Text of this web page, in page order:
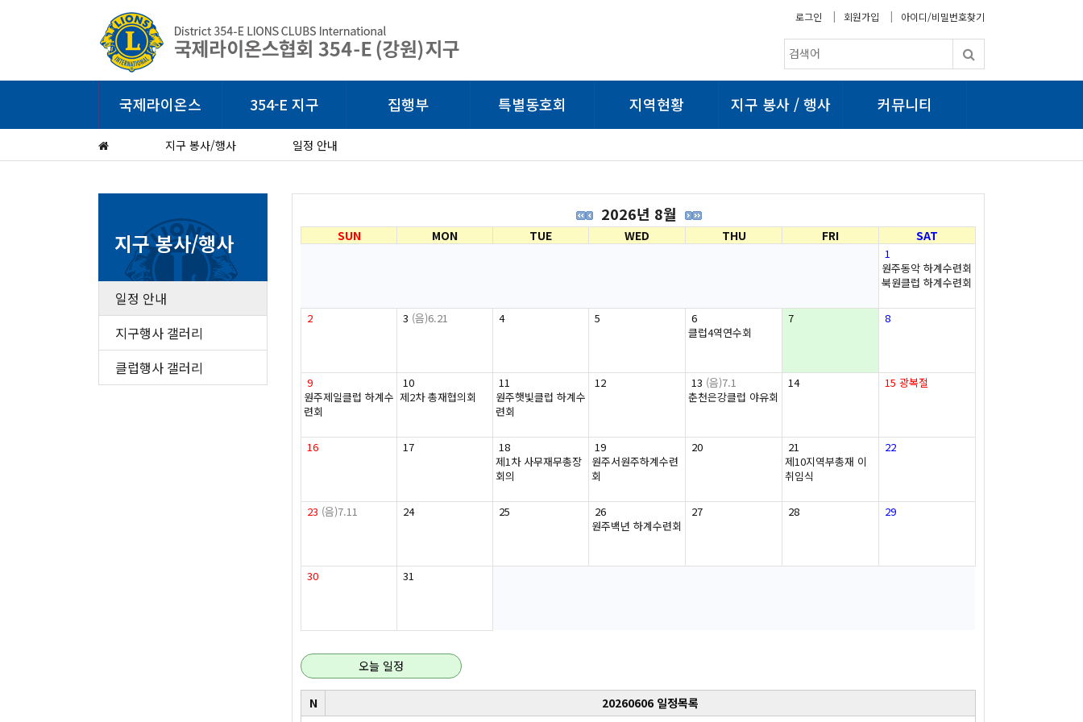
로그인 회원가입 아이디/비밀번호찾기
국제라이온스 354-E 지구 집행부 특별동호회 지역현황 지구 봉사 / 행사 커뮤니티
지구 봉사/행사 일정 안내
지구 봉사/행사
일정 안내
지구행사 갤러리
클럽행사 갤러리
2026년 8월
SUN MON TUE WED THU FRI SAT
1
원주동악 하계수련회
북원클럽 하계수련회
2 3 (음)6.21 4 5
6
클럽4역연수회
7 8
9
원주제일클럽 하계수
련회
10
제2차 총재협의회
11
원주햇빛클럽 하계수
련회
12 13 (음)7.1
춘천은강클럽 야유회
14 15 광복절
16 17
18
제1차 사무재무총장
회의
19
원주서원주하계수련
회
20
21
제10지역부총재 이
취임식
22
23 (음)7.11 24 25
26
원주백년 하계수련회
27 28 29
30 31
오늘 일정
N 20260606 일정목록